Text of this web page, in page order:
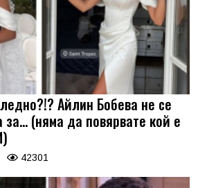
Айлин Бобева не се
(няма да повярвате кой е
42301